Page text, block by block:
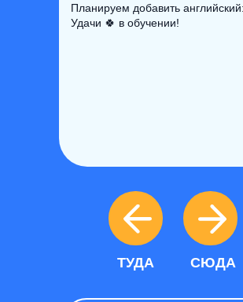
СЮДА
ТУДА
Планируем добавить
Удачи 🍀 в обучении!